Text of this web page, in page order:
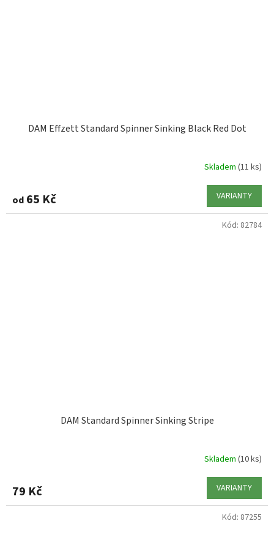
DAM Effzett Standard Spinner Sinking Black Red Dot
Skladem (11 ks)
od 65 Kč VARIANTY
DAM Standard Spinner Sinking Stripe
Skladem (10 ks)
79 Kč VARIANTY
Kód: 82784
Kód: 87255